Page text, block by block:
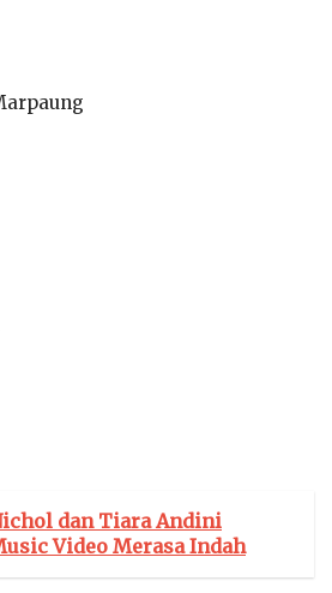
dan Tiara Andini
Video Merasa Indah